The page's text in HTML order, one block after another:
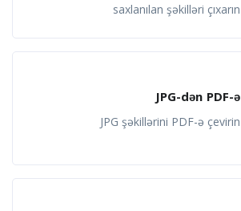
saxlanılan şəkilləri çıxarın
JPG-dən PDF-ə
JPG şəkillərini PDF-ə çevirin